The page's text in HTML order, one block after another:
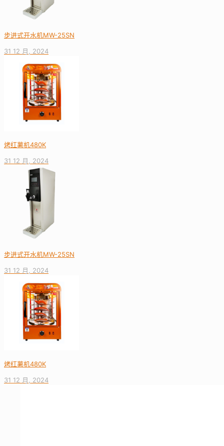
步进式开水机MW-25SN
31 12 月, 2024
烤红薯机480K
31 12 月, 2024
步进式开水机MW-25SN
31 12 月, 2024
烤红薯机480K
31 12 月, 2024